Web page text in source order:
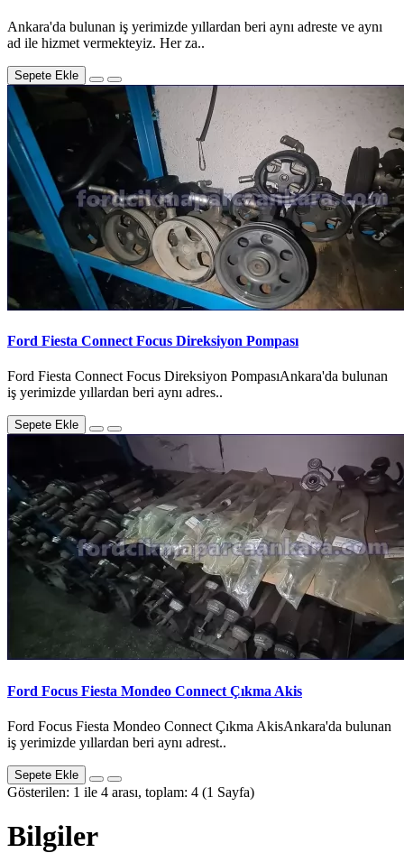
Ankara'da bulunan iş yerimizde yıllardan beri aynı adreste ve aynı
ad ile hizmet vermekteyiz. Her za..
Sepete Ekle
Ford Fiesta Connect Focus Direksiyon Pompası
Ford Fiesta Connect Focus Direksiyon PompasıAnkara'da bulunan
iş yerimizde yıllardan beri aynı adres..
Sepete Ekle
Ford Focus Fiesta Mondeo Connect Çıkma Akis
Ford Focus Fiesta Mondeo Connect Çıkma AkisAnkara'da bulunan
iş yerimizde yıllardan beri aynı adrest..
Sepete Ekle
Gösterilen: 1 ile 4 arası, toplam: 4 (1 Sayfa)
Bilgiler